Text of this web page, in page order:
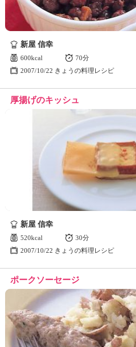
新屋 信幸
600kcal
70分
2007/10/22 きょうの料理レシピ
厚揚げのキッシュ
新屋 信幸
520kcal
30分
2007/10/22 きょうの料理レシピ
ポークソーセージ